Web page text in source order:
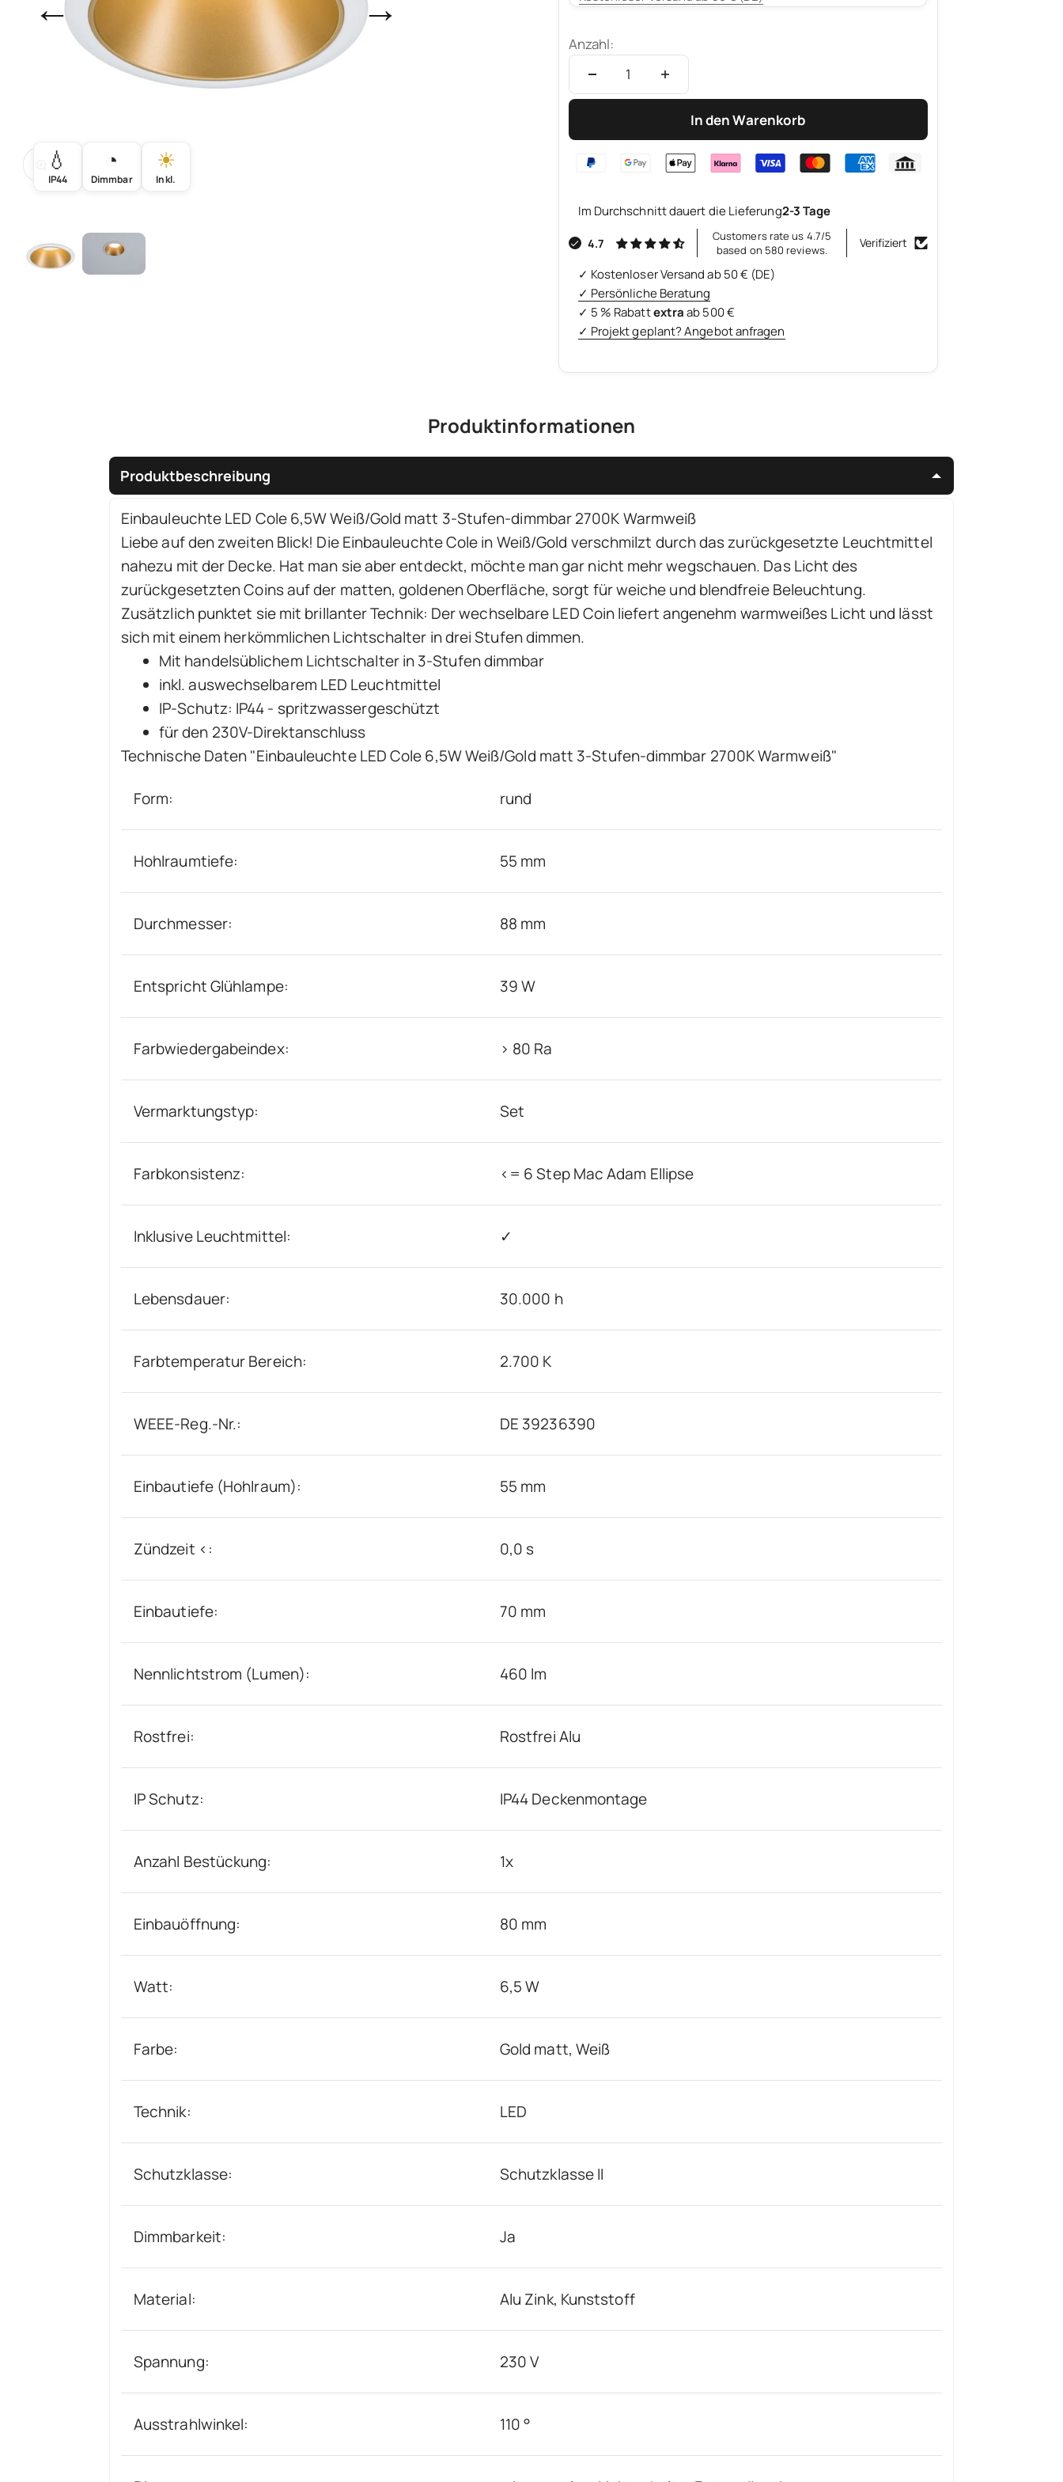
💧
IP44
◔
Dimmbar
☀
Inkl.
Bild vergrößern
Anzahl:
In den Warenkorb
Im Durchschnitt dauert die Lieferung2-3 Tage
4.7
Customers rate us 4.7/5
based on 580 reviews.
Verifiziert
✓ Kostenloser Versand ab 50 € (DE)
✓ Persönliche Beratung
✓ 5 % Rabattextraab 500 €
✓ Projekt geplant? Angebot anfragen
Produktinformationen
Produktbeschreibung
Einbauleuchte LED Cole 6,5W Weiß/Gold matt 3-Stufen-dimmbar 2700K Warmweiß
Liebe auf den zweiten Blick! Die Einbauleuchte Cole in Weiß/Gold verschmilzt durch das zurückgesetzte Leuchtmittel
nahezu mit der Decke. Hat man sie aber entdeckt, möchte man gar nicht mehr wegschauen. Das Licht des
zurückgesetzten Coins auf der matten, goldenen Oberfläche, sorgt für weiche und blendfreie Beleuchtung.
Zusätzlich punktet sie mit brillanter Technik: Der wechselbare LED Coin liefert angenehm warmweißes Licht und lässt
sich mit einem herkömmlichen Lichtschalter in drei Stufen dimmen.
Mit handelsüblichem Lichtschalter in 3-Stufen dimmbar
inkl. auswechselbarem LED Leuchtmittel
IP-Schutz: IP44 - spritzwassergeschützt
für den 230V-Direktanschluss
Technische Daten "Einbauleuchte LED Cole 6,5W Weiß/Gold matt 3-Stufen-dimmbar 2700K Warmweiß"
Form: rund
Hohlraumtiefe: 55 mm
Durchmesser: 88 mm
Entspricht Glühlampe: 39 W
Farbwiedergabeindex: > 80 Ra
Vermarktungstyp: Set
Farbkonsistenz: <= 6 Step Mac Adam Ellipse
Inklusive Leuchtmittel: ✓
Lebensdauer: 30.000 h
Farbtemperatur Bereich: 2.700 K
WEEE-Reg.-Nr.: DE 39236390
Einbautiefe (Hohlraum): 55 mm
Zündzeit <: 0,0 s
Einbautiefe: 70 mm
Nennlichtstrom (Lumen): 460 lm
Rostfrei: Rostfrei Alu
IP Schutz: IP44 Deckenmontage
Anzahl Bestückung: 1x
Einbauöffnung: 80 mm
Watt: 6,5 W
Farbe: Gold matt, Weiß
Technik: LED
Schutzklasse: Schutzklasse II
Dimmbarkeit: Ja
Material: Alu Zink, Kunststoff
Spannung: 230 V
Ausstrahlwinkel: 110 °